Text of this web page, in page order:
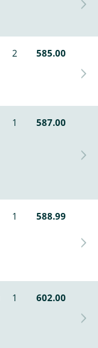
2
585.00
1 587.00
1 588.99
1
602.00